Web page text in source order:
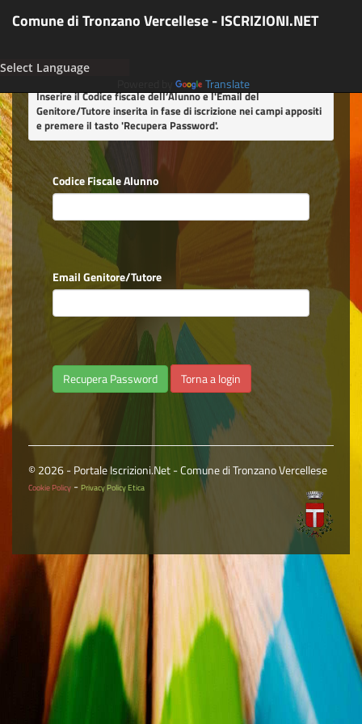
Comune di Tronzano Vercellese - ISCRIZIONI.NET
Translate
Inserire il Codice fiscale dell’Alunno e l'Email del
Genitore/Tutore inserita in fase di iscrizione nei campi appositi
e premere il tasto'Recupera Password'.
Codice Fiscale Alunno
Email Genitore/Tutore
Torna a login
© 2026 - Portale Iscrizioni.Net - Comune di Tronzano Vercellese
Cookie Policy - Privacy Policy Etica